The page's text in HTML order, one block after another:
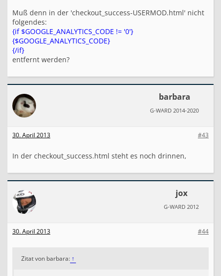
Muß denn in der 'checkout_success-USERMOD.html' nicht
folgendes:
{if $GOOGLE_ANALYTICS_CODE != '0'}
{$GOOGLE_ANALYTICS_CODE}
{/if}
entfernt werden?
barbara
G-WARD 2014-2020
#43
30. April 2013
In der checkout_success.html steht es noch drinnen,
jox
G-WARD 2012
#44
30. April 2013
Zitat von barbara: ↑